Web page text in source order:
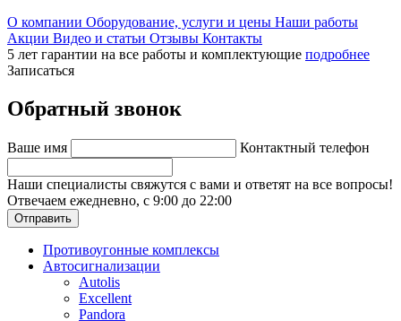
О компании Оборудование, услуги и цены Наши работы
Акции Видео и статьи Отзывы Контакты
5 лет гарантии на все работы и комплектующие подробнее
Записаться
Обратный звонок
Ваше имя Контактный телефон
Наши специалисты свяжутся с вами и ответят на все вопросы!
Отвечаем ежедневно, с 9:00 до 22:00
Отправить
Противоугонные комплексы
Автосигнализации
Autolis
Excellent
Pandora